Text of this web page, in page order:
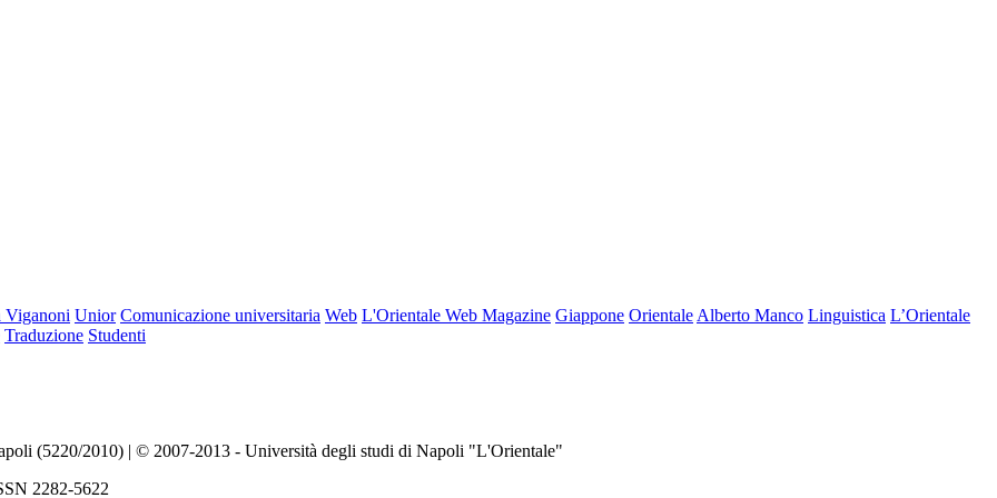
Viganoni Unior Comunicazione universitaria Web L'Orientale Web Magazine Giappone Orientale Alberto Manco Linguistica L’Orientale
Traduzione Studenti
(5220/2010) | © 2007-2013 - Università degli studi di Napoli "L'Orientale"
2282-5622